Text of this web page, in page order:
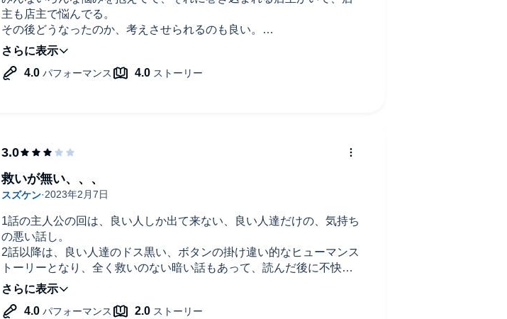
主も店主で悩んでる。
その後どうなったのか、考えさせられるのも良い。
オーディブルで聞かなかったら知ることのなかった作品やから、出会
えてすごく嬉しい。
1話の主人公の回は、良い人しか出て来ない、良い人達だけの、気持ち
の悪い話し。
2話以降は、良い人達のドス黒い、ボタンの掛け違い的なヒューマンス
トーリーとなり、全く救いのない暗い話もあって、読んだ後に不快感
が残る。
主人公の頑なな性格って、曲った事が嫌いとか、真面目と言うより、
結局自分の事しか考えていない、根暗な自己中という事なんですね。
救いが無い、、、